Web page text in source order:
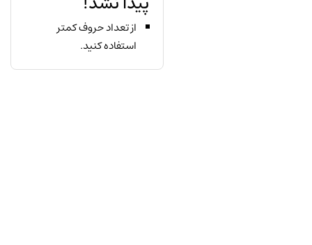
از تعداد حروف کمتر
استفاده کنید.